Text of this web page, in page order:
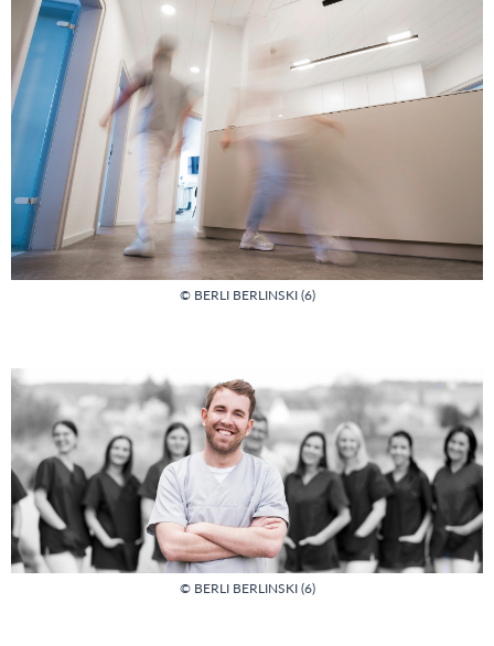
© BERLI BERLINSKI (6)
© BERLI BERLINSKI (6)